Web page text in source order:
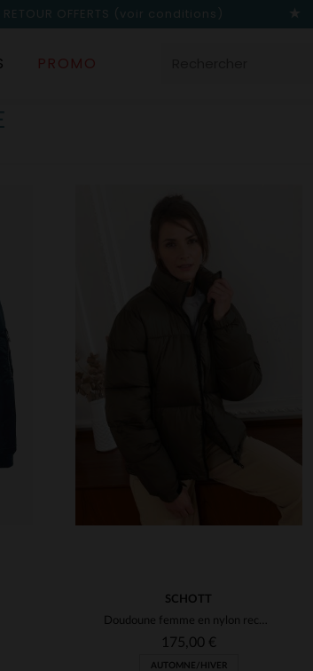
OFFERTS (voir conditions)
PROMO
SCHOTT
Doudoune femme en nylon recyclé bronze
175,00 €
AUTOMNE/HIVER